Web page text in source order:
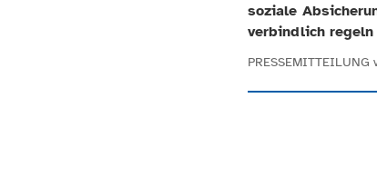
soziale
verbindlich regeln
PRESSEMITTEILUNG